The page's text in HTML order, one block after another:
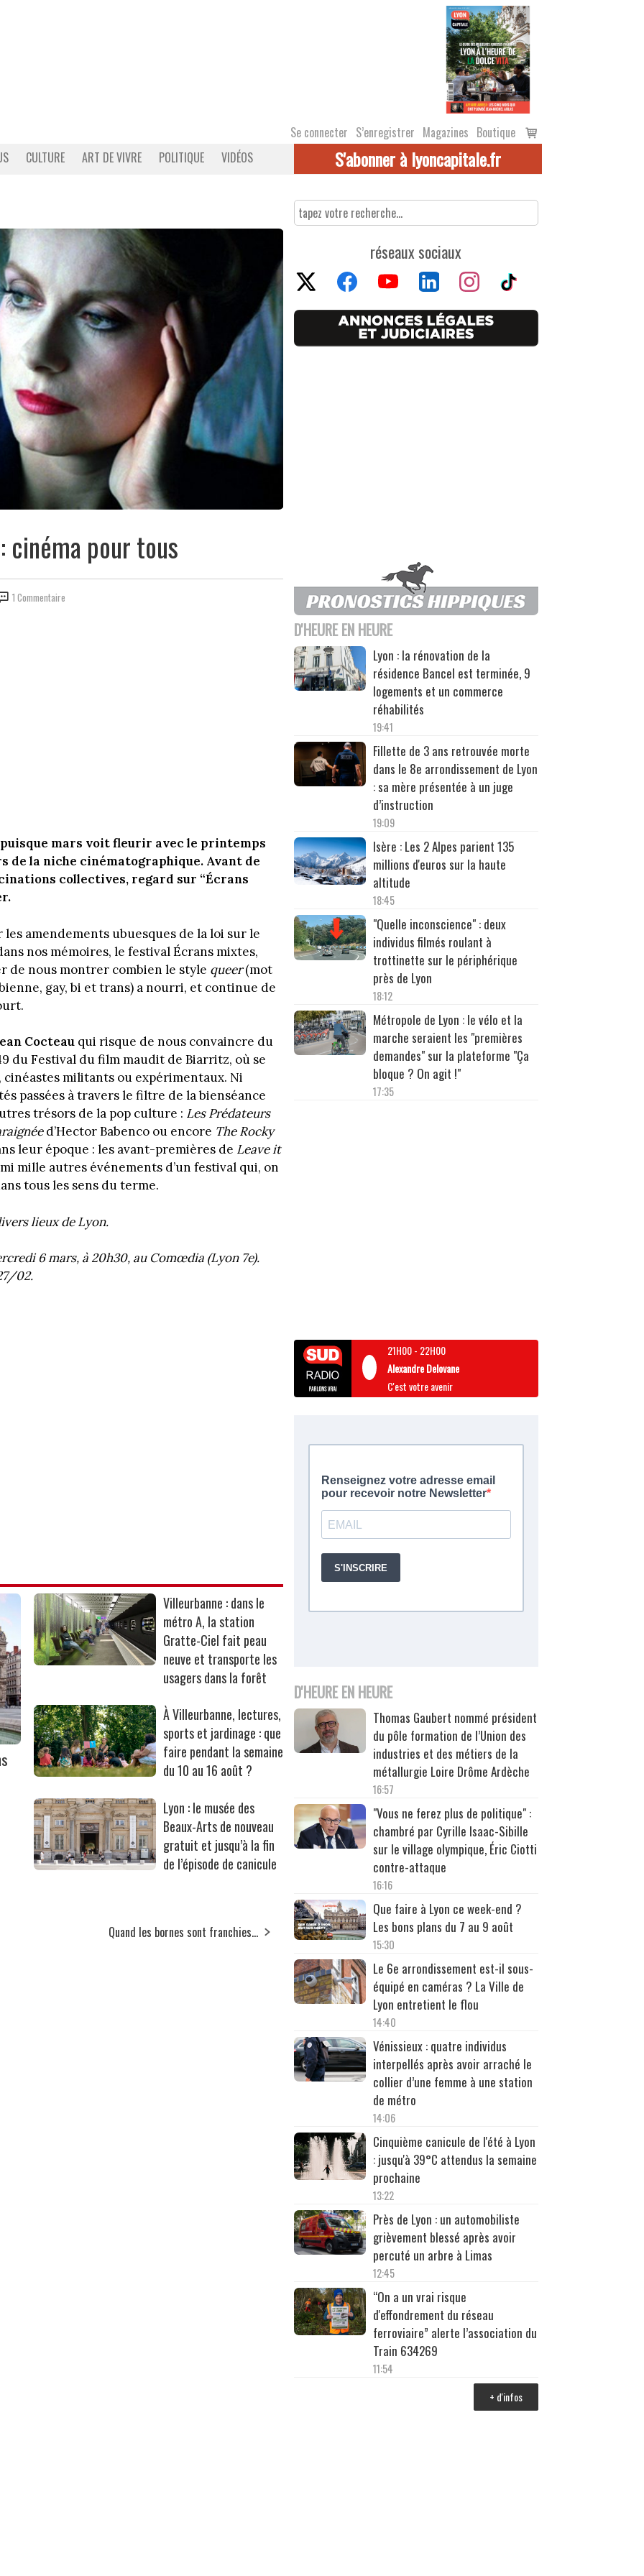
Se connecter S’enregistrer Magazines Boutique
Voir
le
CULTURE ART DE VIVRE POLITIQUE VIDÉOS S'abonner à lyoncapitale.fr
cinéma pour tous
1 Commentaire
mars voit fleurir avec le printemps
de la niche cinématographique. Avant de
collectives, regard sur “Écrans
les amendements ubuesques de la loi sur le
nos mémoires, le festival Écrans mixtes,
nous montrer combien le style queer(mot
gay, bi et trans) a nourri, et continue de
Cocteau qui risque de nous convaincre du
du Festival du film maudit de Biarritz, où se
militants ou expérimentaux. Ni
passées à travers le filtre de la bienséance
trésors de la pop culture : Les Prédateurs
d’Hector Babenco ou encore The Rocky
leur époque : les avant-premières de Leave it
mille autres événements d’un festival qui, on
tous les sens du terme.
lieux de Lyon.
6 mars, à 20h30, au Comœdia (Lyon 7e).
02.
Villeurbanne : dans le
métro A, la station
Gratte-Ciel fait peau
neuve et transporte les
usagers dans la forêt
À Villeurbanne, lectures,
sports et jardinage : que
faire pendant la semaine
du 10 au 16 août ?
Lyon : le musée des
Beaux-Arts de nouveau
gratuit et jusqu’à la fin
de l’épisode de canicule
Quand les bornes sont franchies…
réseaux sociaux
D'HEURE EN HEURE
Lyon : la rénovation de la
résidence Bancel est terminée, 9
logements et un commerce
réhabilités
19:41
Fillette de 3 ans retrouvée morte
dans le 8e arrondissement de Lyon
: sa mère présentée à un juge
d’instruction
19:09
Isère : Les 2 Alpes parient 135
millions d'euros sur la haute
altitude
18:45
"Quelle inconscience" : deux
individus filmés roulant à
trottinette sur le périphérique
près de Lyon
18:12
Métropole de Lyon : le vélo et la
marche seraient les "premières
demandes" sur la plateforme "Ça
bloque ? On agit !"
17:35
21H00- 22H00
Alexandre Delovane
C'est votre avenir
D'HEURE EN HEURE
Thomas Gaubert nommé président
du pôle formation de l’Union des
industries et des métiers de la
métallurgie Loire Drôme Ardèche
16:57
"Vous ne ferez plus de politique" :
chambré par Cyrille Isaac-Sibille
sur le village olympique, Éric Ciotti
contre-attaque
16:16
Que faire à Lyon ce week-end ?
Les bons plans du 7 au 9 août
15:30
Le 6e arrondissement est-il sous-
équipé en caméras ? La Ville de
Lyon entretient le flou
14:40
Vénissieux : quatre individus
interpellés après avoir arraché le
collier d’une femme à une station
de métro
14:06
Cinquième canicule de l'été à Lyon
: jusqu'à 39°C attendus la semaine
prochaine
13:22
Près de Lyon : un automobiliste
grièvement blessé après avoir
percuté un arbre à Limas
12:45
“On a un vrai risque
d'effondrement du réseau
ferroviaire” alerte l’association du
Train 634269
11:54
+ d'infos